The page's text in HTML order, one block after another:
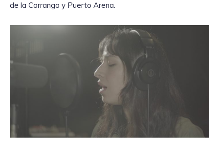
de la Carranga y Puerto Arena.